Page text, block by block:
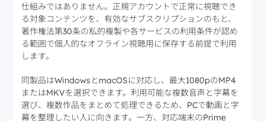
仕組みではありません。正規アカウントで正常に視聴でき
る対象コンテンツを、有効なサブスクリプションのもと、
著作権法第30条の私的複製や各サービスの利用条件が認め
る範囲で個人的なオフライン視聴用に保存する前提で利用
します。
同製品はWindowsとmacOSに対応し、最大1080pのMP4
またはMKVを選択できます。利用可能な複数音声と字幕を
選び、複数作品をまとめて処理できるため、PCで動画と字
幕を整理したい人に向きます。一方、対応端末のPrime